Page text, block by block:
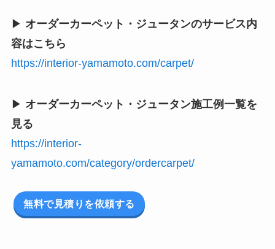
▶ オーダーカーペット・ジュータンのサービス内
容はこちら
https://interior-yamamoto.com/carpet/
▶ オーダーカーペット・ジュータン施工例一覧を
見る
https://interior-
yamamoto.com/category/ordercarpet/
無料で見積りを依頼する